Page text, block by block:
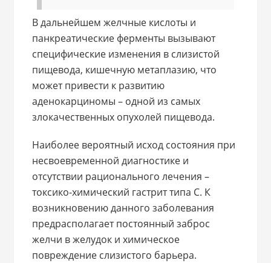
В дальнейшем желчные кислоты и
панкреатические ферменты вызывают
специфические изменения в слизистой
пищевода, кишечную метаплазию, что
может привести к развитию
аденокарциномы – одной из самых
злокачественных опухолей пищевода.
Наиболее вероятный исход состояния при
несвоевременной диагностике и
отсутствии рационального лечения –
токсико-химический гастрит типа С. К
возникновению данного заболевания
предрасполагает постоянный заброс
желчи в желудок и химическое
повреждение слизистого барьера.